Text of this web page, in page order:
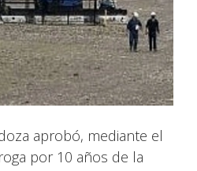
aprobó, mediante el
por 10 años de la